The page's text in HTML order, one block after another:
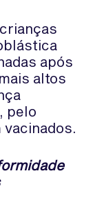
após
altos
pelo
vacinados.